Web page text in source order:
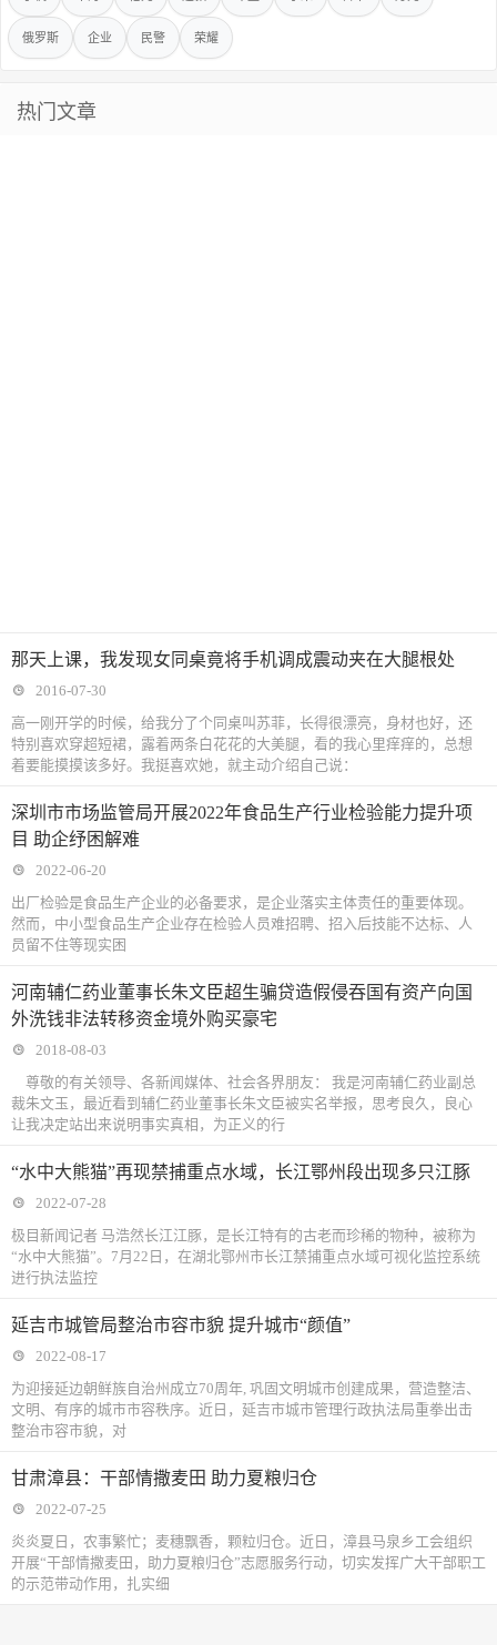
俄罗斯 企业 民警 荣耀
热门文章
那天上课，我发现女同桌竟将手机调成震动夹在大腿根处
2016-07-30
高一刚开学的时候，给我分了个同桌叫苏菲，长得很漂亮，身材也好，还
特别喜欢穿超短裙，露着两条白花花的大美腿，看的我心里痒痒的，总想
着要能摸摸该多好。我挺喜欢她，就主动介绍自己说：
深圳市市场监管局开展2022年食品生产行业检验能力提升项
目 助企纾困解难
2022-06-20
出厂检验是食品生产企业的必备要求，是企业落实主体责任的重要体现。
然而，中小型食品生产企业存在检验人员难招聘、招入后技能不达标、人
员留不住等现实困
河南辅仁药业董事长朱文臣超生骗贷造假侵吞国有资产向国
外洗钱非法转移资金境外购买豪宅
2018-08-03
尊敬的有关领导、各新闻媒体、社会各界朋友： 我是河南辅仁药业副总
裁朱文玉，最近看到辅仁药业董事长朱文臣被实名举报，思考良久，良心
让我决定站出来说明事实真相，为正义的行
“水中大熊猫”再现禁捕重点水域，长江鄂州段出现多只江豚
2022-07-28
极目新闻记者 马浩然长江江豚，是长江特有的古老而珍稀的物种，被称为
“水中大熊猫”。7月22日，在湖北鄂州市长江禁捕重点水域可视化监控系统
进行执法监控
延吉市城管局整治市容市貌 提升城市“颜值”
2022-08-17
为迎接延边朝鲜族自治州成立70周年, 巩固文明城市创建成果，营造整洁、
文明、有序的城市市容秩序。近日，延吉市城市管理行政执法局重拳出击
整治市容市貌，对
甘肃漳县：干部情撒麦田 助力夏粮归仓
2022-07-25
炎炎夏日，农事繁忙；麦穗飘香，颗粒归仓。近日，漳县马泉乡工会组织
开展“干部情撒麦田，助力夏粮归仓”志愿服务行动，切实发挥广大干部职工
的示范带动作用，扎实细